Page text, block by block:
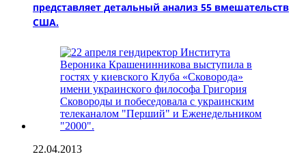
представляет детальный анализ 55 вмешательств
США.
22.04.2013